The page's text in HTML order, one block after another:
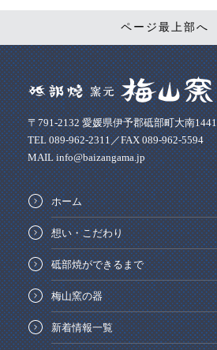
ページ最上部へ
〒791-2132 愛媛県伊予郡砥部町大南1441
TEL 089-962-2311／FAX 089-962-5594
MAIL info@baizangama.jp
ホーム
想い・こだわり
砥部焼ができるまで
梅山窯の器
新着情報一覧